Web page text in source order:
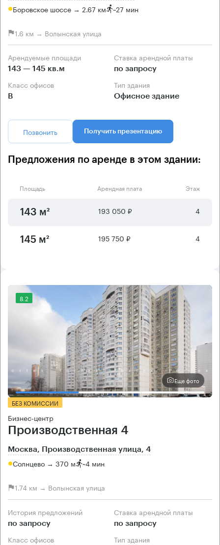
Боровское шоссе → 2.67 км ~27 мин
1.6 км → Волынская улица
Арендуемые площади
143 — 145 кв.м
Ставка арендной платы
по запросу
Класс офисов
B
Тип здания
Офисное здание
Позвонить Получить презентацию
Предложения по аренде в этом здании:
Площадь Арендная плата Этаж
143 м² 193 050 ₽ 4
145 м² 195 750 ₽ 4
8.2
Еще фото
БЕЗ КОМИССИИ
Бизнес-центр
Производственная 4
Москва, Производственная улица, 4
Солнцево → 370 м ~4 мин
1.74 км → Волынская улица
История предложений
по запросу
Ставка арендной платы
по запросу
Класс офисов Тип здания